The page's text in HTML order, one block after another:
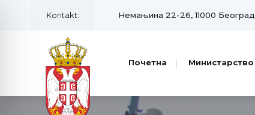
Kontakt: Немањина 22-26, 11000 Београд
Почетна Министарство